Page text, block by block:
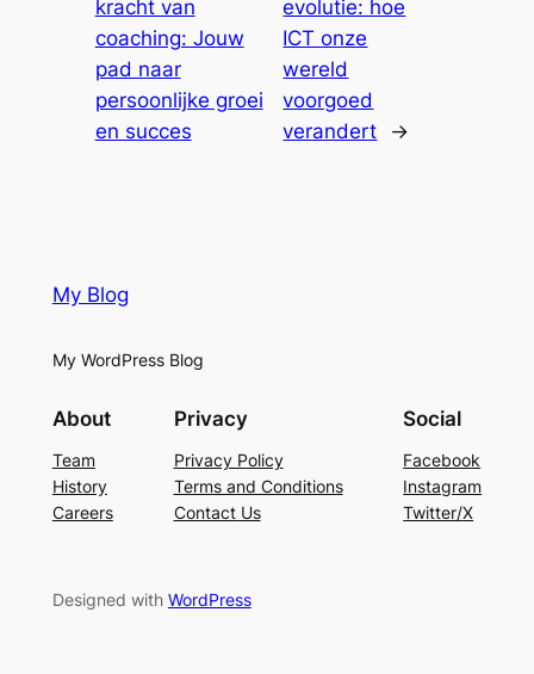
kracht van
coaching: Jouw
pad naar
persoonlijke groei
en succes
evolutie: hoe
ICT onze
wereld
voorgoed
verandert
→
My Blog
My WordPress Blog
About
Team
History
Careers
Privacy
Privacy Policy
Terms and Conditions
Contact Us
Social
Facebook
Instagram
Twitter/X
Designed with WordPress